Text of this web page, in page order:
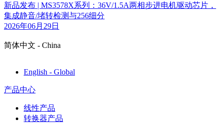
新品发布 | MS3578X系列：36V/1.5A两相步进电机驱动芯片，
集成静音/堵转检测与256细分
2026年06月29日
简体中文 - China
English - Global
产品中心
线性产品
转换器产品